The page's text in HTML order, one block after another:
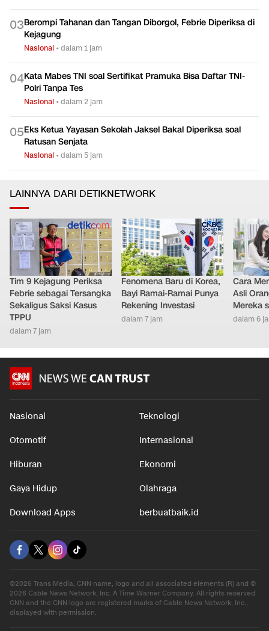
03Berompi Tahanan dan Tangan Diborgol, Febrie Diperiksa di
Kejagung
Nasional •dalam 1 jam
04Kata Mabes TNI soal Sertifikat Pramuka Bisa Daftar TNI-
Polri Tanpa Tes
Nasional •dalam 2 jam
05Eks Ketua Yayasan Sekolah Jaksel Bakal Diperiksa soal
Ratusan Senjata
Nasional •dalam 5 jam
LAINNYA DARI DETIKNETWORK
Tim 9 Kejagung Periksa
Febrie sebagai Tersangka
Sekaligus Saksi Kasus
TPPU
dalam 7 jam
Fenomena Baru di Korea,
Bayi Ramai-Ramai Punya
Rekening Investasi
dalam 7 jam
Cara
Asli
Mereka
dalam 6
Nasional Teknologi
Otomotif Internasional
Hiburan Ekonomi
Gaya Hidup Olahraga
Download Apps berbuatbaik.id
©2026 Trans Media, CNN name, logo and all associated elements (R) and ©
2026 Cable News Network, Inc. A Time Warner Company. All rights reserved.
CNN and the CNN logo are registered marks of Cable News Network, Inc.,
displayed with permission.